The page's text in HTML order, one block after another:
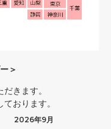
＞
きます。
おります。
2026年9月